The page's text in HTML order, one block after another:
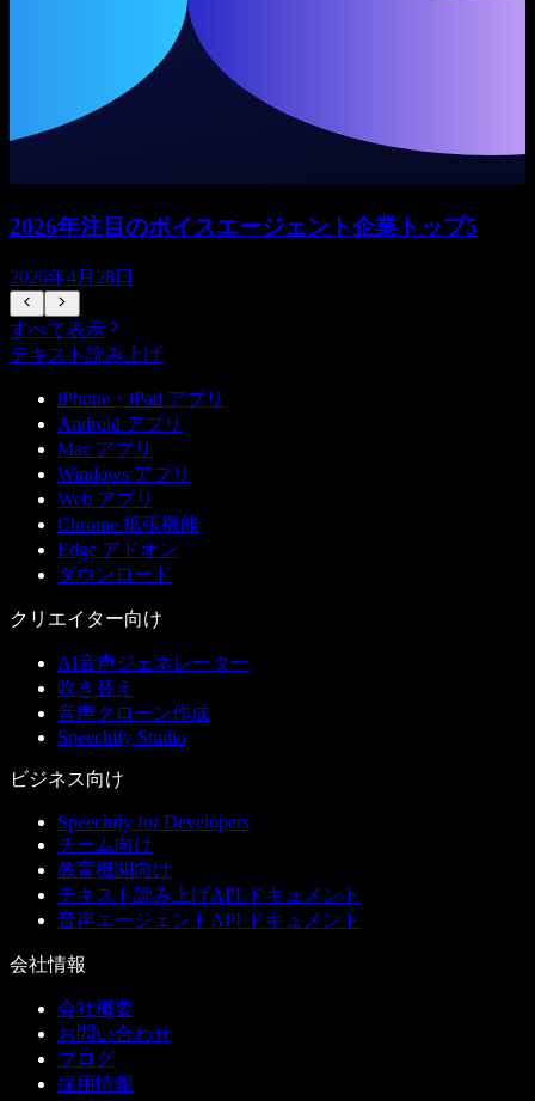
2026年注目のボイスエージェント企業トップ5
2026年4月28日
すべて表示
テキスト読み上げ
iPhone・iPad アプリ
Android アプリ
Mac アプリ
Windows アプリ
Web アプリ
Chrome 拡張機能
Edge アドオン
ダウンロード
クリエイター向け
AI音声ジェネレーター
吹き替え
音声クローン作成
Speechify Studio
ビジネス向け
Speechify for Developers
チーム向け
教育機関向け
テキスト読み上げAPI ドキュメント
音声エージェントAPI ドキュメント
会社情報
会社概要
お問い合わせ
ブログ
採用情報